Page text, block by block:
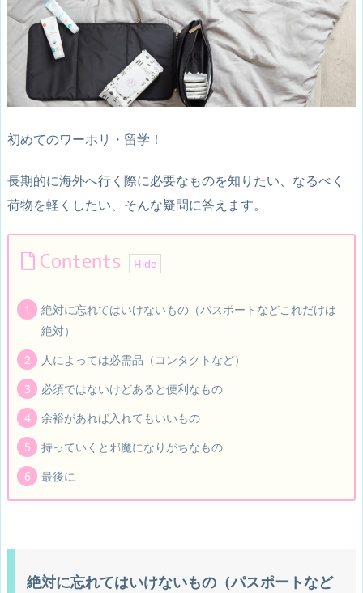
初めてのワーホリ・留学！
長期的に海外へ行く際に必要なものを知りたい、なるべく
荷物を軽くしたい、そんな疑問に答えます。
Contents
絶対に忘れてはいけないもの（パスポートなどこれだけは
絶対）
人によっては必需品（コンタクトなど）
必須ではないけどあると便利なもの
余裕があれば入れてもいいもの
持っていくと邪魔になりがちなもの
最後に
絶対に忘れてはいけないもの（パスポートなど